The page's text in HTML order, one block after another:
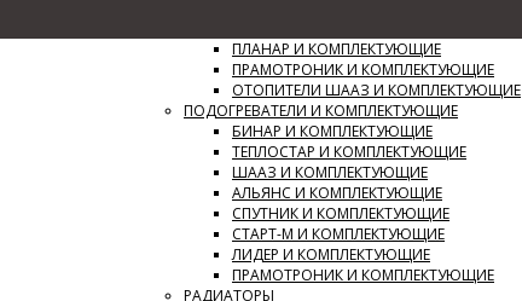
ПЛАНАР И КОМПЛЕКТУЮЩИЕ
ПРАМОТРОНИК И КОМПЛЕКТУЮЩИЕ
ОТОПИТЕЛИ ШААЗ И КОМПЛЕКТУЮЩИЕ
ПОДОГРЕВАТЕЛИ И КОМПЛЕКТУЮЩИЕ
БИНАР И КОМПЛЕКТУЮЩИЕ
ТЕПЛОСТАР И КОМПЛЕКТУЮЩИЕ
ШААЗ И КОМПЛЕКТУЮЩИЕ
АЛЬЯНС И КОМПЛЕКТУЮЩИЕ
СПУТНИК И КОМПЛЕКТУЮЩИЕ
СТАРТ-М И КОМПЛЕКТУЮЩИЕ
ЛИДЕР И КОМПЛЕКТУЮЩИЕ
ПРАМОТРОНИК И КОМПЛЕКТУЮЩИЕ
РАДИАТОРЫ